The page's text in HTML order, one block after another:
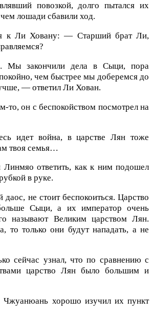
повозкой, долго пытался их
лошади сбавили ход.
к Ли Ховану: — Старший брат Ли,
Мы закончили дела в Сыци, пора
чем быстрее мы доберемся до
— ответил Ли Хован.
то, он с беспокойством посмотрел на
идет война, в царстве Лян тоже
твоя семья…
Линмяо ответить, как к ним подошел
в руке.
не стоит беспокоиться. Царство
Сыци, а их император очень
называют Великим царством Лян.
то только они будут нападать, а не
сейчас узнал, что по сравнению с
царство Лян было большим и
хорошо изучил их пункт